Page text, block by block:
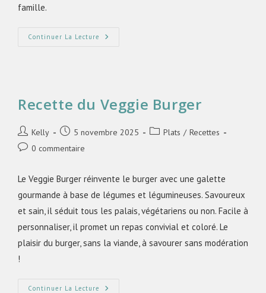
famille.
Continuer La Lecture
Recette du Veggie Burger
Kelly 5 novembre 2025 Plats / Recettes
0 commentaire
Le Veggie Burger réinvente le burger avec une galette
gourmande à base de légumes et légumineuses. Savoureux
et sain, il séduit tous les palais, végétariens ou non. Facile à
personnaliser, il promet un repas convivial et coloré. Le
plaisir du burger, sans la viande, à savourer sans modération
!
Continuer La Lecture